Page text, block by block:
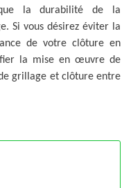
la durabilité de la
Si vous désirez éviter la
de votre clôture en
la mise en œuvre de
grillage et clôture entre